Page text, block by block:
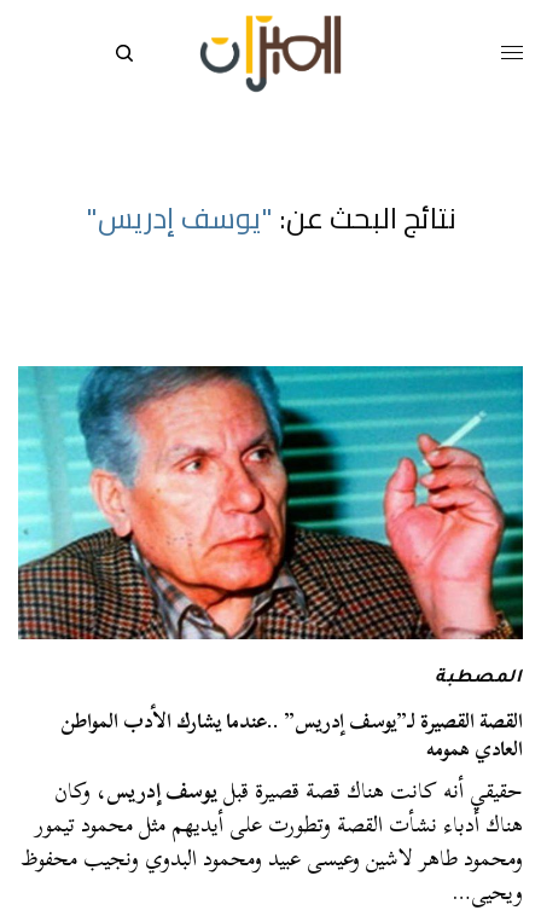
نتائج البحث عن: "يوسف إدريس"
المصطبة
القصة القصيرة لـ”يوسف إدريس” ..عندما يشارك الأدب المواطن
العادي همومه
حقيقي أنه كانت هناك قصة قصيرة قبليوسف إدريس، وكان
هناك أدباء نشأت القصة وتطورت على أيديهم مثل محمود تيمور
ومحمود طاهر لاشين وعيسى عبيد ومحمود البدوي ونجيب محفوظ
ويحيى…